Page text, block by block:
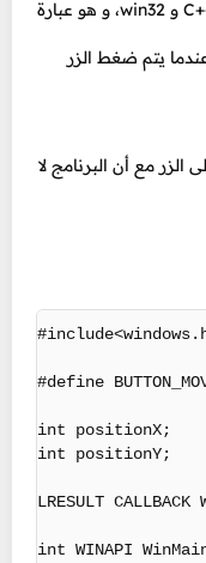
قمت بعمل برنامج بسيط باستخدام لغة ++C و win32، و هو عبارة
يتم ضغط الزر
مع أن البرنامج لا
#define
int positionX;
int positionY;
LRESULT
int WINAPI